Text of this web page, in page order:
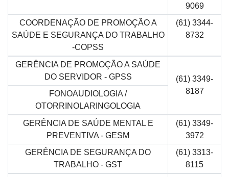
9069
COORDENAÇÃO DE PROMOÇÃO A
SAÚDE E SEGURANÇA DO TRABALHO
-COPSS
(61) 3344-
8732
GERÊNCIA DE PROMOÇÃO A SAÚDE
DO SERVIDOR - GPSS
(61) 3349-
8187
FONOAUDIOLOGIA /
OTORRINOLARINGOLOGIA
GERÊNCIA DE SAÚDE MENTAL E
PREVENTIVA - GESM
(61) 3349-
3972
GERÊNCIA DE SEGURANÇA DO
TRABALHO - GST
(61) 3313-
8115